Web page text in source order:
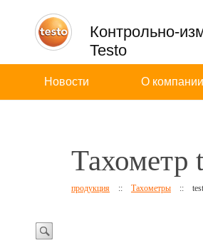
Контрольно-
Testo
Новости О компании
Тахометр
продукция :: Тахометры ::